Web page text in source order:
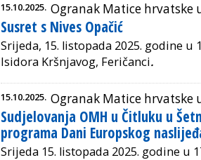
15.10.2025. Ogranak Matice hrvatske
Susret s Nives Opačić
Srijeda, 15. listopada 2025. godine u
Isidora Kršnjavog, Feričanci.
15.10.2025. Ogranak Matice hrvatske
Sudjelovanja OMH u Čitluku u
programa Dani Europskog
Srijeda 15. listopada 2025. godine u